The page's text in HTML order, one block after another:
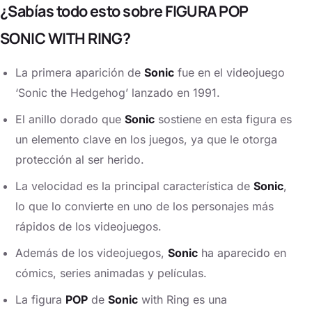
¿Sabías todo esto sobre FIGURA POP
SONIC WITH RING?
La primera aparición de Sonic fue en el videojuego
‘Sonic the Hedgehog’ lanzado en 1991.
El anillo dorado que Sonic sostiene en esta figura es
un elemento clave en los juegos, ya que le otorga
protección al ser herido.
La velocidad es la principal característica de Sonic,
lo que lo convierte en uno de los personajes más
rápidos de los videojuegos.
Además de los videojuegos, Sonic ha aparecido en
cómics, series animadas y películas.
La figura POP de Sonic with Ring es una